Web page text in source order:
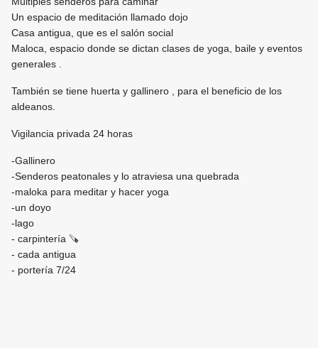
Un espacio de meditación llamado dojo
Casa antigua, que es el salón social
Maloca, espacio donde se dictan clases de yoga, baile y eventos
generales .
También se tiene huerta y gallinero , para el beneficio de los
aldeanos.
Vigilancia privada 24 horas
-Gallinero
-Senderos peatonales y lo atraviesa una quebrada
-maloka para meditar y hacer yoga
-un doyo
-lago
- carpintería 🪚
- cada antigua
- portería 7/24